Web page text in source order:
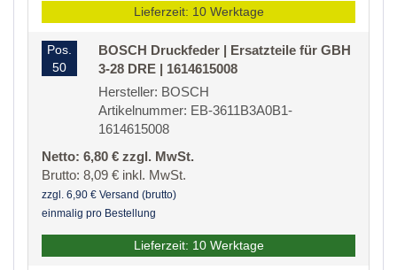
Lieferzeit: 10 Werktage
Pos.
50
BOSCH Druckfeder | Ersatzteile für GBH
3-28 DRE | 1614615008
Hersteller: BOSCH
Artikelnummer: EB-3611B3A0B1-
1614615008
Netto: 6,80 € zzgl. MwSt.
Brutto: 8,09 € inkl. MwSt.
zzgl. 6,90 € Versand (brutto)
einmalig pro Bestellung
Lieferzeit: 10 Werktage